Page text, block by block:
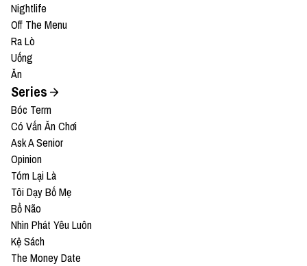
Nightlife
Off The Menu
Ra Lò
Uống
Ăn
Series
Bóc Term
Có Vấn Ăn Chơi
Ask A Senior
Opinion
Tóm Lại Là
Tôi Dạy Bố Mẹ
Bổ Não
Nhìn Phát Yêu Luôn
Kệ Sách
The Money Date